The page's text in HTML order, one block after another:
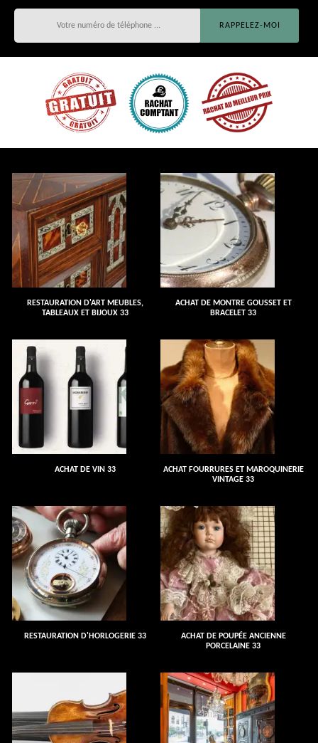
RESTAURATION D'ART MEUBLES,
TABLEAUX ET BIJOUX 33
ACHAT DE MONTRE GOUSSET ET
BRACELET 33
ACHAT DE VIN 33
ACHAT FOURRURES ET MAROQUINERIE
VINTAGE 33
RESTAURATION D'HORLOGERIE 33
ACHAT DE POUPÉE ANCIENNE
PORCELAINE 33